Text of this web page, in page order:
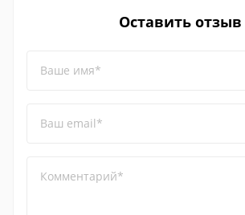
Оставить отзыв
Ваше имя*
Ваш email*
Комментарий*